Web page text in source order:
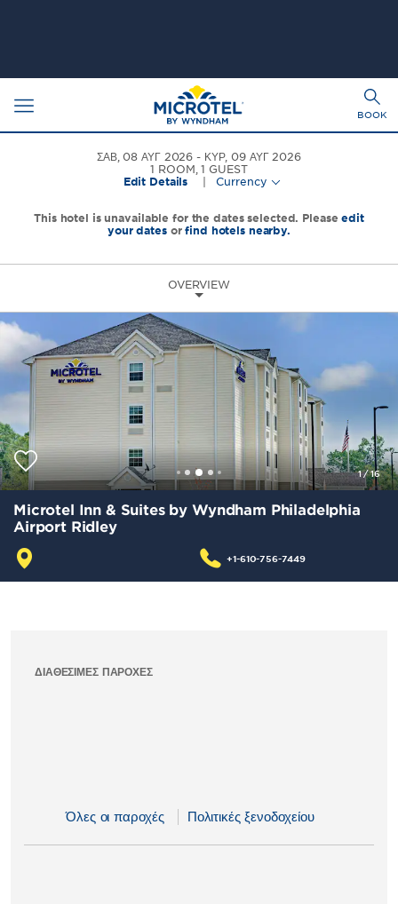
Toggle
navigation
BOOK
ΣΑΒ, 08 ΑΥΓ 2026
ΚΥΡ, 09 ΑΥΓ 2026
1 ROOM,1 GUEST
Edit Details
Currency
This hotel is unavailable for the dates selected. Pleaseedit
your datesorfind hotels nearby.
OVERVIEW
1/16
Microtel Inn & Suites by Wyndham Philadelphia
Airport Ridley
+1-610-756-7449
ΔΙΑΘΈΣΙΜΕΣ ΠΑΡΟΧΈΣ
Όλες οι παροχές Πολιτικές ξενοδοχείου